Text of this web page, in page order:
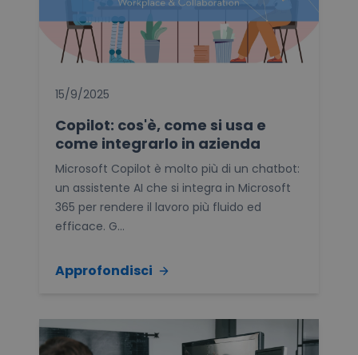
15/9/2025
Copilot: cos'è, come si usa e
come integrarlo in azienda
Microsoft Copilot è molto più di un chatbot:
un assistente AI che si integra in Microsoft
365 per rendere il lavoro più fluido ed
efficace. G...
Approfondisci